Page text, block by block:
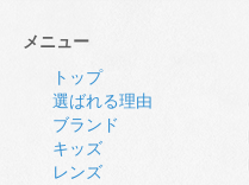
メニュー
トップ
選ばれる理由
ブランド
キッズ
レンズ